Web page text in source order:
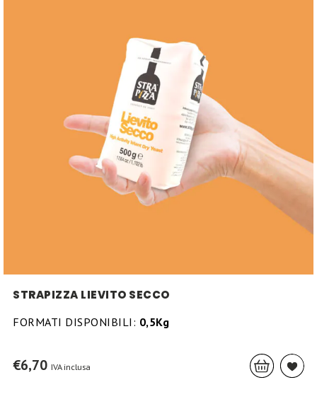
STRAPIZZA LIEVITO SECCO
FORMATI DISPONIBILI: 0,5Kg
€6,70 IVA inclusa